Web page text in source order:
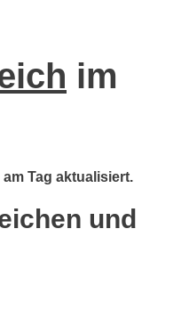
im
Tag aktualisiert.
und